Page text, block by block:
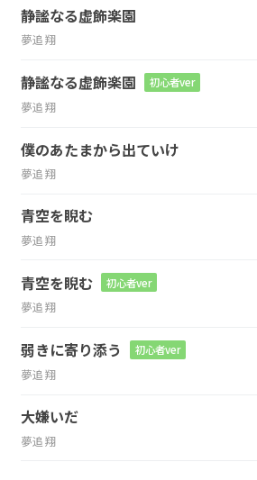
静謐なる虚飾楽園
夢追翔
静謐なる虚飾楽園 初心者ver
夢追翔
僕のあたまから出ていけ
夢追翔
青空を睨む
夢追翔
青空を睨む 初心者ver
夢追翔
弱きに寄り添う 初心者ver
夢追翔
大嫌いだ
夢追翔